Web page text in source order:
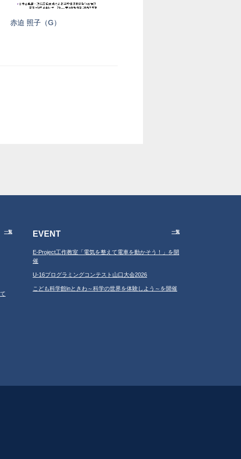
赤迫 照子（G）
一覧 EVENT 一覧
E-Project工作教室「電気を整えて電車を動かそう！」を開
催
U-16プログラミングコンテスト山口大会2026
こども科学館inときわ～科学の世界を体験しよう～を開催